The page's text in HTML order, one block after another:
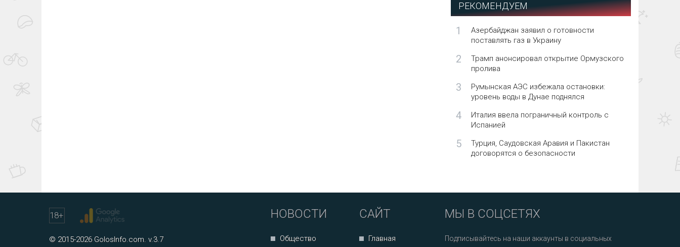
РЕКОМЕНДУЕМ
1
Азербайджан заявил о готовности
поставлять газ в Украину
2
Трамп анонсировал открытие Ормузского
пролива
3
Румынская АЭС избежала остановки:
уровень воды в Дунае поднялся
4
Италия ввела пограничный контроль с
Испанией
5
Турция, Саудовская Аравия и Пакистан
договорятся о безопасности
18+
© 2015-2026 GolosInfo.com. v.3.7
НОВОСТИ
Общество
САЙТ
Главная
МЫ В СОЦСЕТЯХ
Подписывайтесь на наши аккаунты в социальных